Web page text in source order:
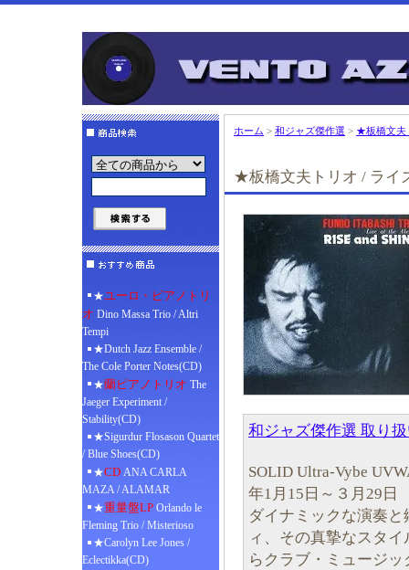
★ユーロ・ピアノトリ
オ Dino Massa Trio / Altri
Tempi
★Dutch Jazz Ensemble /
The Cole Porter Notes(CD)
★蘭ピアノトリオ The
Jaeger Experiment /
Stability(CD)
★Sigurdur Flosason Quartet
/ Blue Shoes(CD)
★CD ANA CARLA
MAZA / ALAMAR
★重量盤LP Orlando le
Fleming Trio / Misterioso
★Carolyn Lee Jones /
Eclectikka(CD)
ホーム > 和ジャズ傑作選 > ★板橋文夫
★板橋文夫トリオ / ライ
和ジャズ傑作選 取り
SOLID Ultra-Vybe
年1月15日～３月29日
ダイナミックな演奏
ィ、その真摯なスタ
らクラブ・ミュージ